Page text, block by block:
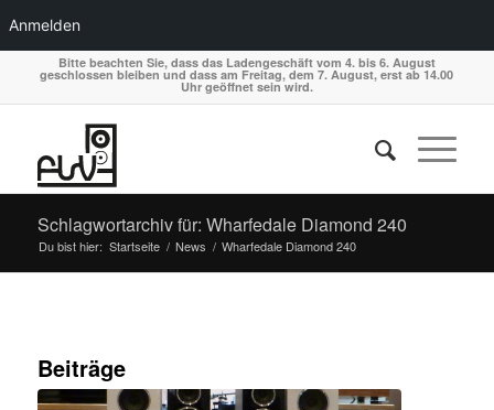
Anmelden
Bitte beachten Sie, dass das Ladengeschäft vom 4. bis 6. August
geschlossen bleiben und dass am Freitag, dem 7. August, erst ab 14.00
Uhr geöffnet sein wird.
Schlagwortarchiv für: Wharfedale Diamond 240
Du bist hier: Startseite / News / Wharfedale Diamond 240
Beiträge